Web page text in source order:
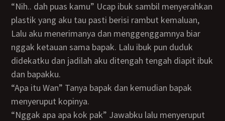
“Nih.. dah puas kamu” Ucap ibuk sambil menyerahkan
plastik yang aku tau pasti berisi rambut kemaluan,
Lalu aku menerimanya dan menggenggamnya biar
nggak ketauan sama bapak. Lalu ibuk pun duduk
didekatku dan jadilah aku ditengah tengah diapit ibuk
dan bapakku.
“Apa itu Wan” Tanya bapak dan kemudian bapak
menyeruput kopinya.
“Nggak apa apa kok pak” Jawabku lalu menyeruput